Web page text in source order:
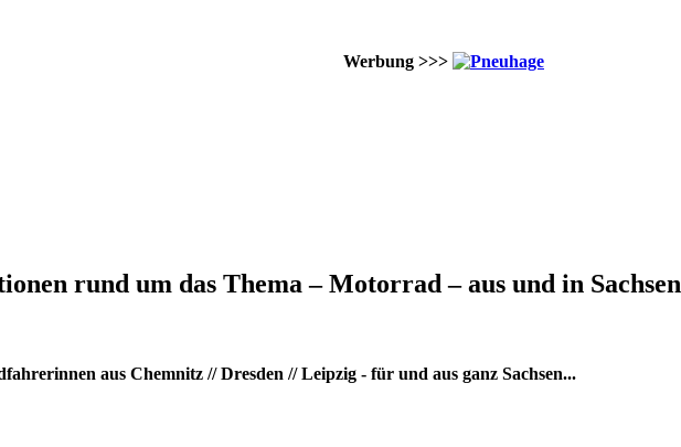
Werbung >>>
rund um das Thema – Motorrad – aus und in Sachsen
aus Chemnitz // Dresden // Leipzig - für und aus ganz Sachsen...